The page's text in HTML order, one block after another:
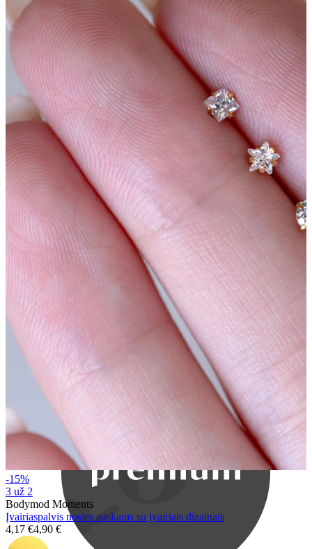
Nauji
Įsigyk 4, mokėk už 3
Pirkite Bodymod Moments
Brands
Brands
Bodymod Care
-15%
3 už 2
Bodymod Moments
Įvairiaspalvis nosies auskaras su įvairiais dizainais
4,17 €4,90 €